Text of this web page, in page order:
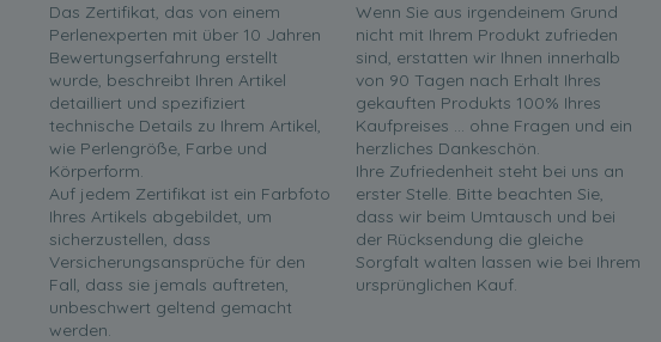
Das Zertifikat, das von einem
Perlenexperten mit über 10 Jahren
Bewertungserfahrung erstellt
wurde, beschreibt Ihren Artikel
detailliert und spezifiziert
technische Details zu Ihrem Artikel,
wie Perlengröße, Farbe und
Körperform.
Auf jedem Zertifikat ist ein Farbfoto
Ihres Artikels abgebildet, um
sicherzustellen, dass
Versicherungsansprüche für den
Fall, dass sie jemals auftreten,
unbeschwert geltend gemacht
werden.
Wenn Sie aus irgendeinem Grund
nicht mit Ihrem Produkt zufrieden
sind, erstatten wir Ihnen innerhalb
von 90 Tagen nach Erhalt Ihres
gekauften Produkts 100% Ihres
Kaufpreises ... ohne Fragen und ein
herzliches Dankeschön.
Ihre Zufriedenheit steht bei uns an
erster Stelle. Bitte beachten Sie,
dass wir beim Umtausch und bei
der Rücksendung die gleiche
Sorgfalt walten lassen wie bei Ihrem
ursprünglichen Kauf.